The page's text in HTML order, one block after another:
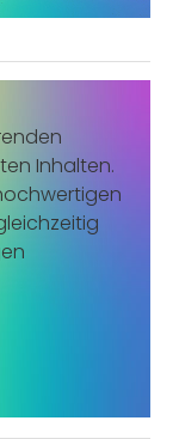
Inhalten.